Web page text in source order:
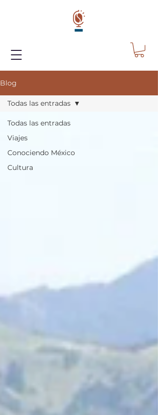
Blog
Todas las entradas
Viajes
Conociendo México
Cultura
Todas las entradas